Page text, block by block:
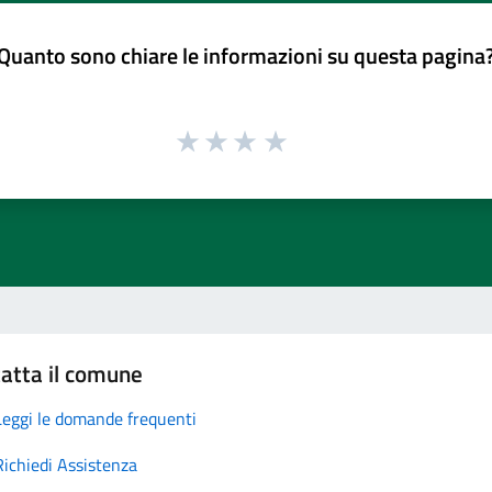
sono chiare le informazioni su questa
il comune
le domande frequenti
Assistenza